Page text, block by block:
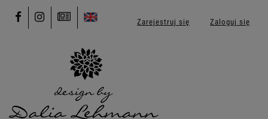
Zarejestruj się Zaloguj się